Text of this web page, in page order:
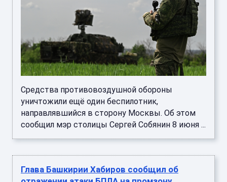
Средства противовоздушной обороны
уничтожили ещё один беспилотник,
направлявшийся в сторону Москвы. Об этом
сообщил мэр столицы Сергей Собянин 8 июня ...
Глава Башкирии Хабиров сообщил об